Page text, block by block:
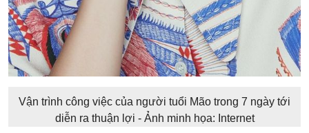
Vận trình công việc của người tuổi Mão trong 7 ngày tới
diễn ra thuận lợi - Ảnh minh họa: Internet